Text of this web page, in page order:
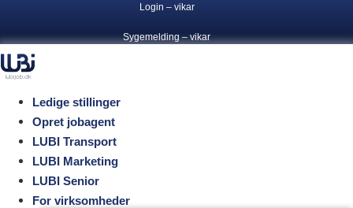
indhold
Login – vikar
Sygemelding – vikar
Ledige stillinger
Opret jobagent
LUBI Transport
LUBI Marketing
LUBI Senior
For virksomheder